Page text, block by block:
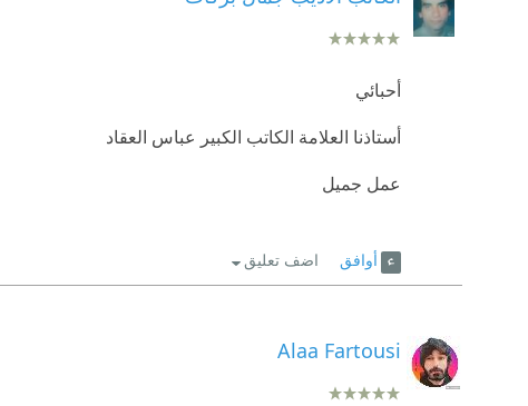
أحبائي
أستاذنا العلامة الكاتب الكبير عباس العقاد
عمل جميل
أوافق اضف تعليق
Alaa Fartousi